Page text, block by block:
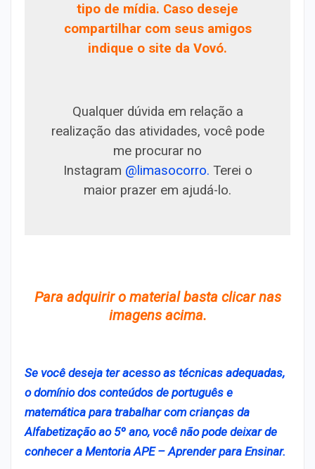
tipo de mídia. Caso deseje
compartilhar com seus amigos
indique o site da Vovó.
Qualquer dúvida em relação a
realização das atividades, você pode
me procurar no
Instagram @limasocorro. Terei o
maior prazer em ajudá-lo.
Para adquirir o material basta clicar nas
imagens acima.
Se você deseja ter acesso as técnicas adequadas,
o domínio dos conteúdos de português e
matemática para trabalhar com crianças da
Alfabetização ao 5º ano, você não pode deixar de
conhecer a Mentoria APE – Aprender para Ensinar.